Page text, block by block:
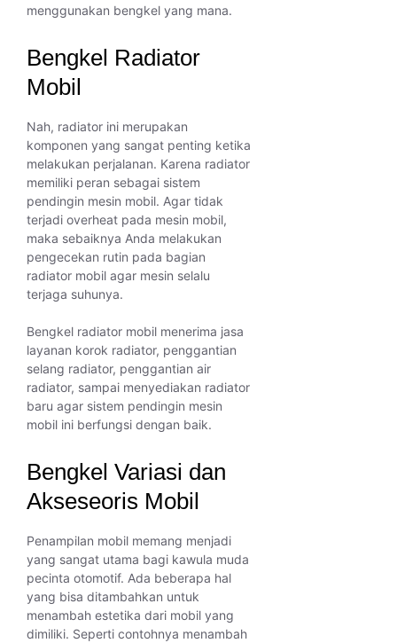
menggunakan bengkel yang mana.
Bengkel Radiator
Mobil
Nah, radiator ini merupakan
komponen yang sangat penting ketika
melakukan perjalanan. Karena radiator
memiliki peran sebagai sistem
pendingin mesin mobil. Agar tidak
terjadi overheat pada mesin mobil,
maka sebaiknya Anda melakukan
pengecekan rutin pada bagian
radiator mobil agar mesin selalu
terjaga suhunya.
Bengkel radiator mobil menerima jasa
layanan korok radiator, penggantian
selang radiator, penggantian air
radiator, sampai menyediakan radiator
baru agar sistem pendingin mesin
mobil ini berfungsi dengan baik.
Bengkel Variasi dan
Akseseoris Mobil
Penampilan mobil memang menjadi
yang sangat utama bagi kawula muda
pecinta otomotif. Ada beberapa hal
yang bisa ditambahkan untuk
menambah estetika dari mobil yang
dimiliki. Seperti contohnya menambah